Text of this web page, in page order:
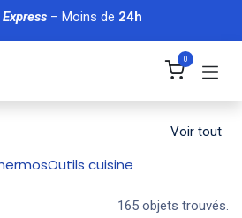
Express– Moins de 24h
0
Voir tout
Outils cuisine
165 objets trouvés.